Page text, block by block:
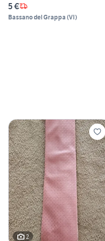
5 €
Bassano del Grappa (VI)
2